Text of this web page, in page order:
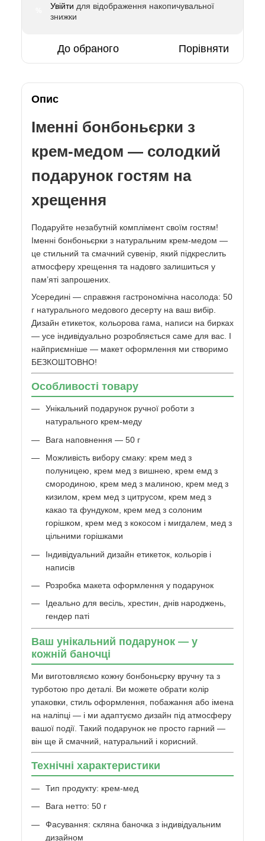
Увійти для відображення накопичувальної
знижки
До обраного Порівняти
Опис
Іменні бонбоньєрки з
крем-медом — солодкий
подарунок гостям на
хрещення
Подаруйте незабутній комплімент своїм гостям!
Іменні бонбоньєрки з натуральним крем-медом —
це стильний та смачний сувенір, який підкреслить
атмосферу хрещення та надовго залишиться у
пам’яті запрошених.
Усередині — справжня гастрономічна насолода: 50
г натурального медового десерту на ваш вибір.
Дизайн етикеток, кольорова гама, написи на бирках
— усе індивідуально розробляється саме для вас. І
найприємніше — макет оформлення ми створимо
БЕЗКОШТОВНО!
Особливості товару
Унікальний подарунок ручної роботи з
натурального крем-меду
Вага наповнення — 50 г
Можливість вибору смаку: крем мед з
полуницею, крем мед з вишнею, крем емд з
смородиною, крем мед з малиною, крем мед з
кизилом, крем мед з цитрусом, крем мед з
какао та фундуком, крем мед з солоним
горішком, крем мед з кокосом і мигдалем, мед з
цільними горішками
Індивідуальний дизайн етикеток, кольорів і
написів
Розробка макета оформлення у подарунок
Ідеально для весіль, хрестин, днів народжень,
гендер паті
Ваш унікальний подарунок — у
кожній баночці
Ми виготовляємо кожну бонбоньєрку вручну та з
турботою про деталі. Ви можете обрати колір
упаковки, стиль оформлення, побажання або імена
на наліпці — і ми адаптуємо дизайн під атмосферу
вашої події. Такий подарунок не просто гарний —
він ще й смачний, натуральний і корисний.
Технічні характеристики
Тип продукту: крем-мед
Вага нетто: 50 г
Фасування: скляна баночка з індивідуальним
дизайном